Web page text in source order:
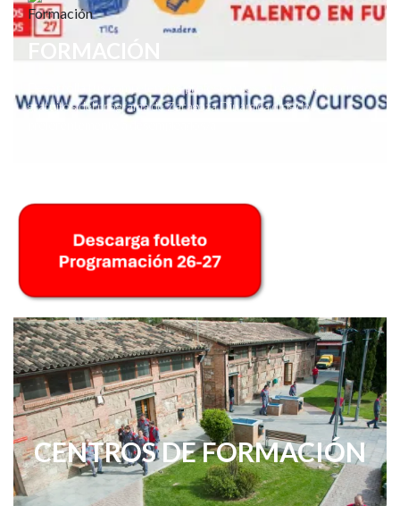
Desarrolla tus competencias profesionales a través de los cursos
gratuitos del programa de Zaragoza Dinámica dirigidos
CENTROS DE FORMACIÓN